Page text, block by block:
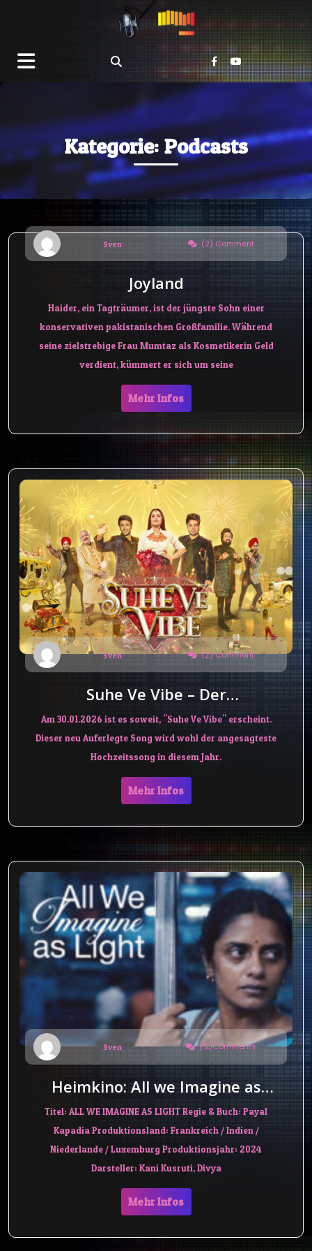
Kategorie: Podcasts
Sven (2) Comment
Joyland
Haider, ein Tagträumer, ist der jüngste Sohn einer
konservativen pakistanischen Großfamilie. Während
seine zielstrebige Frau Mumtaz als Kosmetikerin Geld
verdient, kümmert er sich um seine
Mehr Infos
Sven (2) Comment
Suhe Ve Vibe – Der
Hochzeitssong 2026
Am 30.01.2026 ist es soweit, "Suhe Ve Vibe" erscheint.
Dieser neu Auferlegte Song wird wohl der angesagteste
Hochzeitssong in diesem Jahr.
Mehr Infos
Sven (%)Comments
Heimkino: All we Imagine as
Light
Titel: ALL WE IMAGINE AS LIGHT Regie & Buch: Payal
Kapadia Produktionsland: Frankreich / Indien /
Niederlande / Luxemburg Produktionsjahr: 2024
Darsteller: Kani Kusruti, Divya
Mehr Infos